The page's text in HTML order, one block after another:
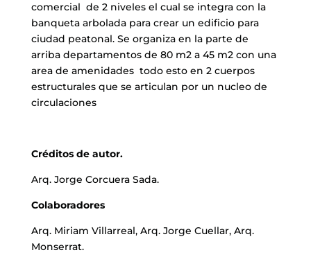
comercial de 2 niveles el cual se integra con la
banqueta arbolada para crear un edificio para
ciudad peatonal. Se organiza en la parte de
arriba departamentos de 80 m2 a 45 m2 con una
area de amenidades todo esto en 2 cuerpos
estructurales que se articulan por un nucleo de
circulaciones
Créditos de autor.
Arq. Jorge Corcuera Sada.
Colaboradores
Arq. Miriam Villarreal, Arq. Jorge Cuellar, Arq.
Monserrat.